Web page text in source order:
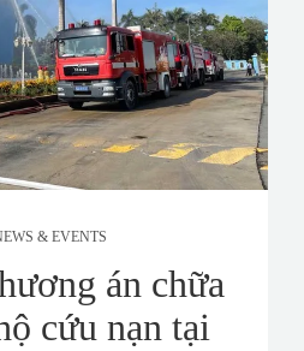
& EVENTS
án chữa
cứu nạn tại